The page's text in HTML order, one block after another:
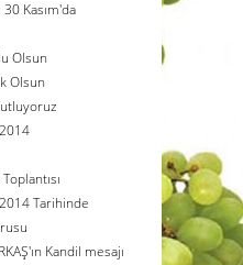
30 Kasım'da
Olsun
Olsun
Tarihinde
Kandil mesajı